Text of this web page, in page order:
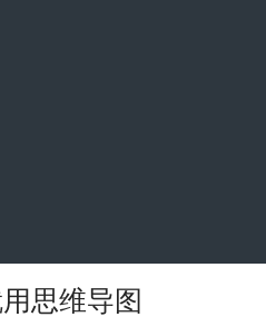
思维导图